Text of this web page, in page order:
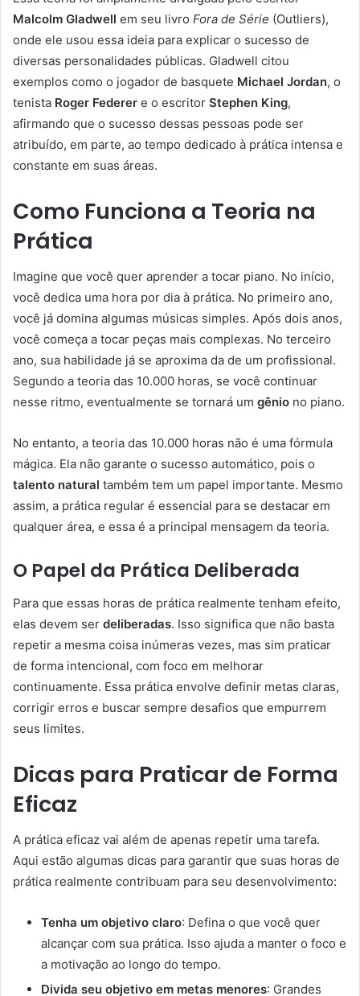
Malcolm Gladwell em seu livro Fora de Série (Outliers),
onde ele usou essa ideia para explicar o sucesso de
diversas personalidades públicas. Gladwell citou
exemplos como o jogador de basquete Michael Jordan, o
tenista Roger Federer e o escritor Stephen King,
afirmando que o sucesso dessas pessoas pode ser
atribuído, em parte, ao tempo dedicado à prática intensa e
constante em suas áreas.
Como Funciona a Teoria na
Prática
Imagine que você quer aprender a tocar piano. No início,
você dedica uma hora por dia à prática. No primeiro ano,
você já domina algumas músicas simples. Após dois anos,
você começa a tocar peças mais complexas. No terceiro
ano, sua habilidade já se aproxima da de um profissional.
Segundo a teoria das 10.000 horas, se você continuar
nesse ritmo, eventualmente se tornará um gênio no piano.
No entanto, a teoria das 10.000 horas não é uma fórmula
mágica. Ela não garante o sucesso automático, pois o
talento natural também tem um papel importante. Mesmo
assim, a prática regular é essencial para se destacar em
qualquer área, e essa é a principal mensagem da teoria.
O Papel da Prática Deliberada
Para que essas horas de prática realmente tenham efeito,
elas devem ser deliberadas. Isso significa que não basta
repetir a mesma coisa inúmeras vezes, mas sim praticar
de forma intencional, com foco em melhorar
continuamente. Essa prática envolve definir metas claras,
corrigir erros e buscar sempre desafios que empurrem
seus limites.
Dicas para Praticar de Forma
Eficaz
A prática eficaz vai além de apenas repetir uma tarefa.
Aqui estão algumas dicas para garantir que suas horas de
prática realmente contribuam para seu desenvolvimento:
Tenha um objetivo claro: Defina o que você quer
alcançar com sua prática. Isso ajuda a manter o foco e
a motivação ao longo do tempo.
Divida seu objetivo em metas menores: Grandes